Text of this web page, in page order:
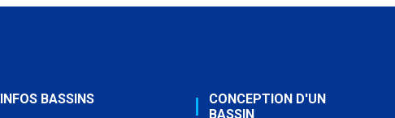
INFOS BASSINS
CONCEPTION D'UN
BASSIN